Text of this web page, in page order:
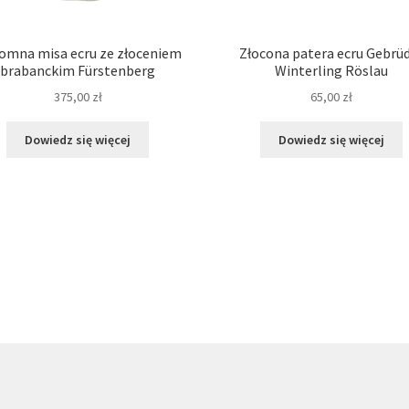
misa ecru ze złoceniem
brabanckim Fürstenberg
375,00 zł
Dowiedz się więcej
Złocona patera ecru
Winterling Röslau
65,00 zł
Dowiedz się więcej